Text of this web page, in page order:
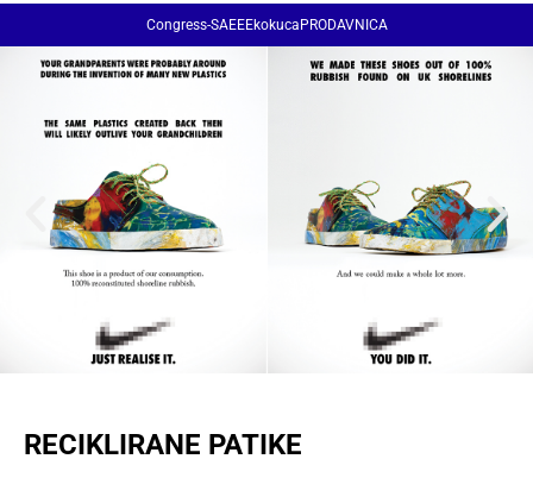
Congress-SAEEEkokucaPRODAVNICA
RECIKLIRANE PATIKE